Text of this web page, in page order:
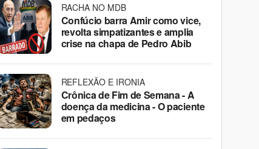
RACHA NO MDB
Confúcio barra Amir como vice,
revolta simpatizantes e amplia
crise na chapa de Pedro Abib
REFLEXÃO E IRONIA
Crônica de Fim de Semana - A
doença da medicina - O paciente
em pedaços